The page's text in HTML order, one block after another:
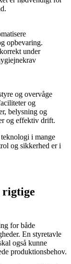
opbevaring.
under
og overvåge
og
belysning og
og effektiv drift.
i mange
og sikkerhed er i
rigtige
for både
En styretavle
også kunne
produktionsbehov.